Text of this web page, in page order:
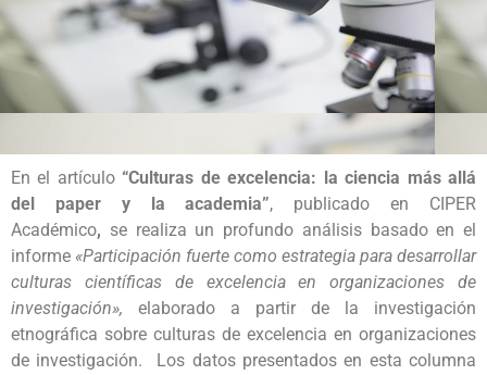
En el artículo “Culturas de excelencia: la ciencia más allá
del paper y la academia”, publicado en CIPER
Académico, se realiza un profundo análisis basado en el
informe «Participación fuerte como estrategia para desarrollar
culturas científicas de excelencia en organizaciones de
investigación», elaborado a partir de la investigación
etnográfica sobre culturas de excelencia en organizaciones
de investigación. Los datos presentados en esta columna